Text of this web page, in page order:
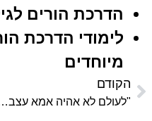
הדרכת הורים
לימודי הדרכת
מיוחדים
הקודם
"לעולם לא אהיה אמא